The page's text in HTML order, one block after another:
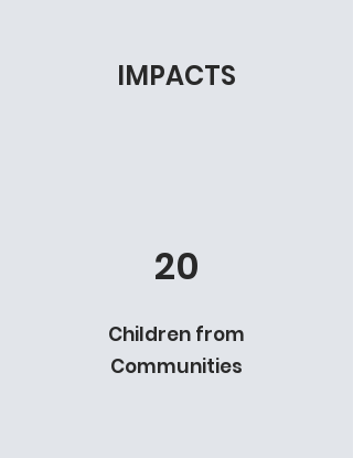
IMPACTS
20
Children from
Communities